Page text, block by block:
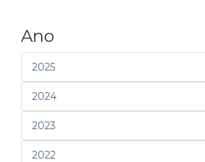
Ano
2025
2024
2023
2022